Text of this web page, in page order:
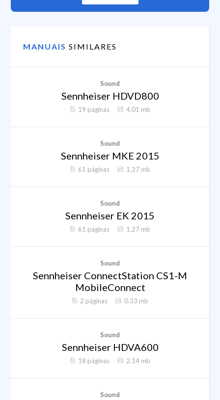
MANUAIS SIMILARES
Sound
Sennheiser HDVD800
19 páginas 4.01 mb
Sound
Sennheiser MKE 2015
61 páginas 1.27 mb
Sound
Sennheiser EK 2015
61 páginas 1.27 mb
Sound
Sennheiser ConnectStation CS1-M
MobileConnect
2 páginas 0.33 mb
Sound
Sennheiser HDVA600
18 páginas 2.14 mb
Sound